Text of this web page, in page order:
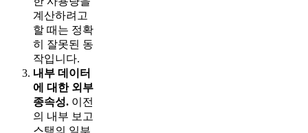
계산하려고
할 때는 정확
히 잘못된 동
작입니다.
내부 데이터
에 대한 외부
종속성. 이전
의 내부 보고